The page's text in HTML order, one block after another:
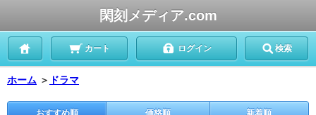
閑刻メディア.com
カート ログイン 検索
ホーム ＞ ドラマ
おすすめ順 価格順 新着順